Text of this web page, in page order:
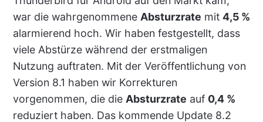
war die wahrgenommene Absturzrate mit 4,5 %
alarmierend hoch. Wir haben festgestellt, dass
viele Abstürze während der erstmaligen
Nutzung auftraten. Mit der Veröffentlichung von
Version 8.1 haben wir Korrekturen
vorgenommen, die die Absturzrate auf 0,4 %
reduziert haben. Das kommende Update 8.2